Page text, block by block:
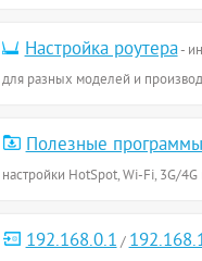
Настройка роутера-
для разных моделей и
Полезные программы
настройки HotSpot, Wi-Fi, 3G/
192.168.0.1 /